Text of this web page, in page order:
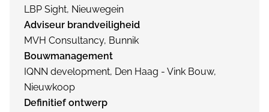
LBP Sight, Nieuwegein
Adviseur brandveiligheid
MVH Consultancy, Bunnik
Bouwmanagement
IQNN development, Den Haag - Vink Bouw,
Nieuwkoop
Definitief ontwerp